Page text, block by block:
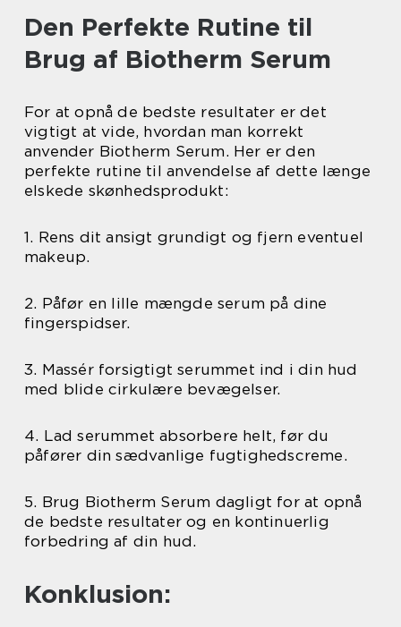
Den Perfekte Rutine til
Brug af Biotherm Serum
For at opnå de bedste resultater er det
vigtigt at vide, hvordan man korrekt
anvender Biotherm Serum. Her er den
perfekte rutine til anvendelse af dette længe
elskede skønhedsprodukt:
1. Rens dit ansigt grundigt og fjern eventuel
makeup.
2. Påfør en lille mængde serum på dine
fingerspidser.
3. Massér forsigtigt serummet ind i din hud
med blide cirkulære bevægelser.
4. Lad serummet absorbere helt, før du
påfører din sædvanlige fugtighedscreme.
5. Brug Biotherm Serum dagligt for at opnå
de bedste resultater og en kontinuerlig
forbedring af din hud.
Konklusion: